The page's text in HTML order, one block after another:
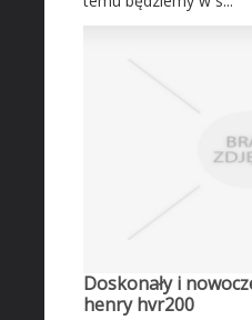
Leczenie
Doskonały i
henry hvr200